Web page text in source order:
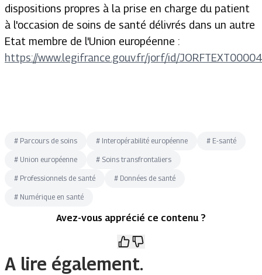
dispositions propres à la prise en charge du patient
à l'occasion de soins de santé délivrés dans un autre
Etat membre de l'Union européenne :
https://www.legifrance.gouv.fr/jorf/id/
# Parcours de soins # Interopérabilité européenne # E-santé
# Union européenne # Soins transfrontaliers
# Professionnels de santé # Données de santé
# Numérique en santé
Avez-vous apprécié ce contenu ?
A lire également.